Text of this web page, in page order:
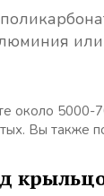
около 5000-
Вы также